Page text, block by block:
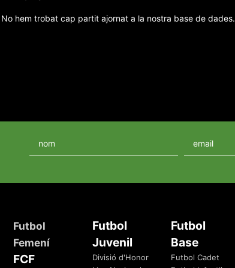
No hem trobat cap partit ajornat a la nostra base de dades.
Futbol
Femení
FCF
Futbol
Juvenil
Divisió d'Honor
Futbol
Base
Futbol Cadet